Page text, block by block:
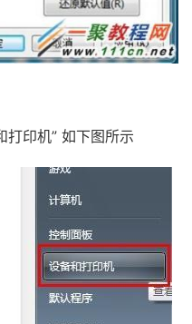
打印机” 如下图所示